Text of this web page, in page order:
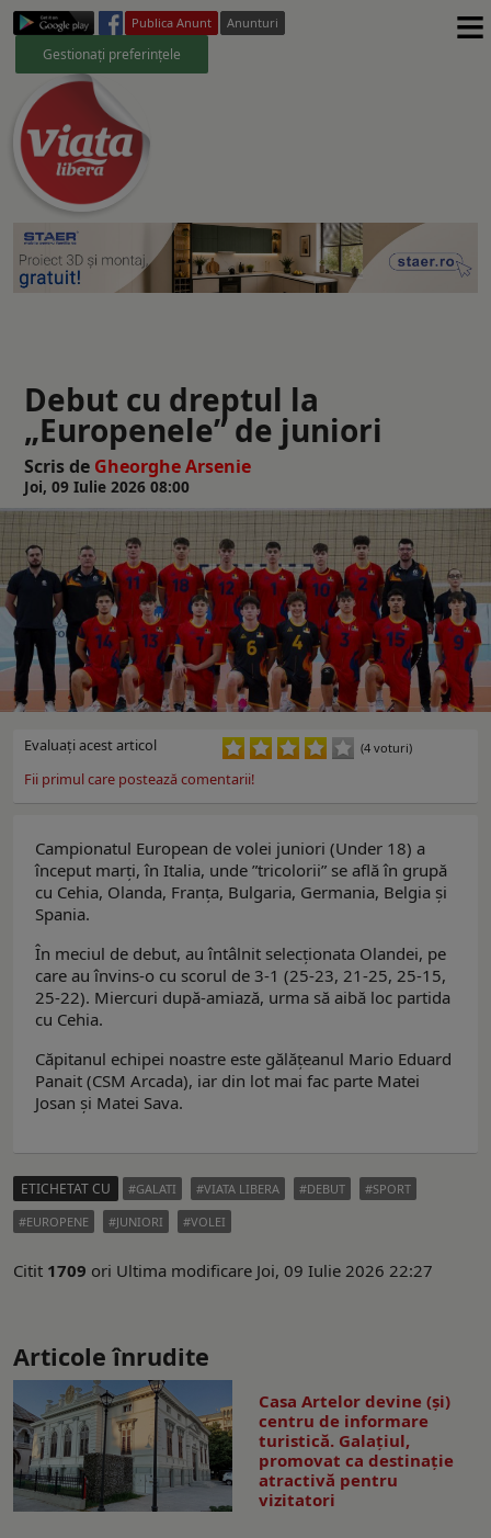
Publica Anunt Anunturi
Gestionați preferințele ≡
Debut cu dreptul la
„Europenele” de juniori
Scris de Gheorghe Arsenie
Joi, 09 Iulie 2026 08:00
Evaluaţi acest articol (4 voturi)
Fii primul care postează comentarii!
Campionatul European de volei juniori (Under 18) a
început marți, în Italia, unde ”tricolorii” se află în grupă
cu Cehia, Olanda, Franța, Bulgaria, Germania, Belgia și
Spania.
În meciul de debut, au întâlnit selecționata Olandei, pe
care au învins-o cu scorul de 3-1 (25-23, 21-25, 25-15,
25-22). Miercuri după-amiază, urma să aibă loc partida
cu Cehia.
Căpitanul echipei noastre este gălățeanul Mario Eduard
Panait (CSM Arcada), iar din lot mai fac parte Matei
Josan și Matei Sava.
ETICHETAT CU GALATI VIATA LIBERA DEBUT
SPORT
EUROPENE
JUNIORI VOLEI
Citit 1709 ori Ultima modificare Joi, 09 Iulie 2026 22:27
Articole înrudite
Casa Artelor devine (şi)
centru de informare
turistică. Galaţiul,
promovat ca destinaţie
atractivă pentru
vizitatori